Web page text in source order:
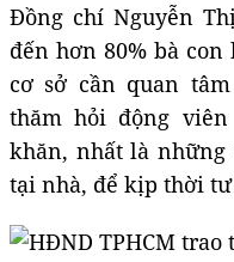
Đồng chí Nguyễn
đến hơn 80% bà
cơ sở cần quan
thăm hỏi động
khăn, nhất là những
tại nhà, để kịp thời